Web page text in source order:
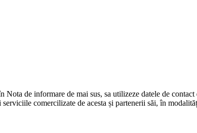
de informare de mai sus, sa utilizeze datele de
comercilizate de acesta și partenerii săi, în